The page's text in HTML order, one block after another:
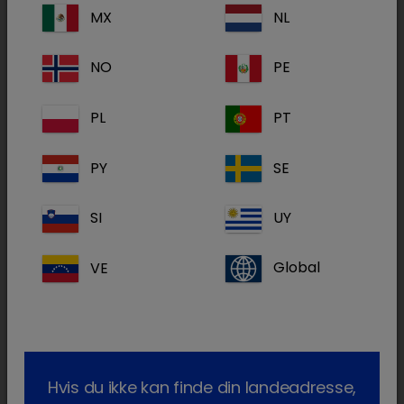
Få mere at vide om svamp i hundens
ører
Nylige interviews med dyrlæger - sammen med
MX NL
NO PE
PL PT
PY SE
SI UY
VE Global
Hvis du ikke kan finde din landeadresse,